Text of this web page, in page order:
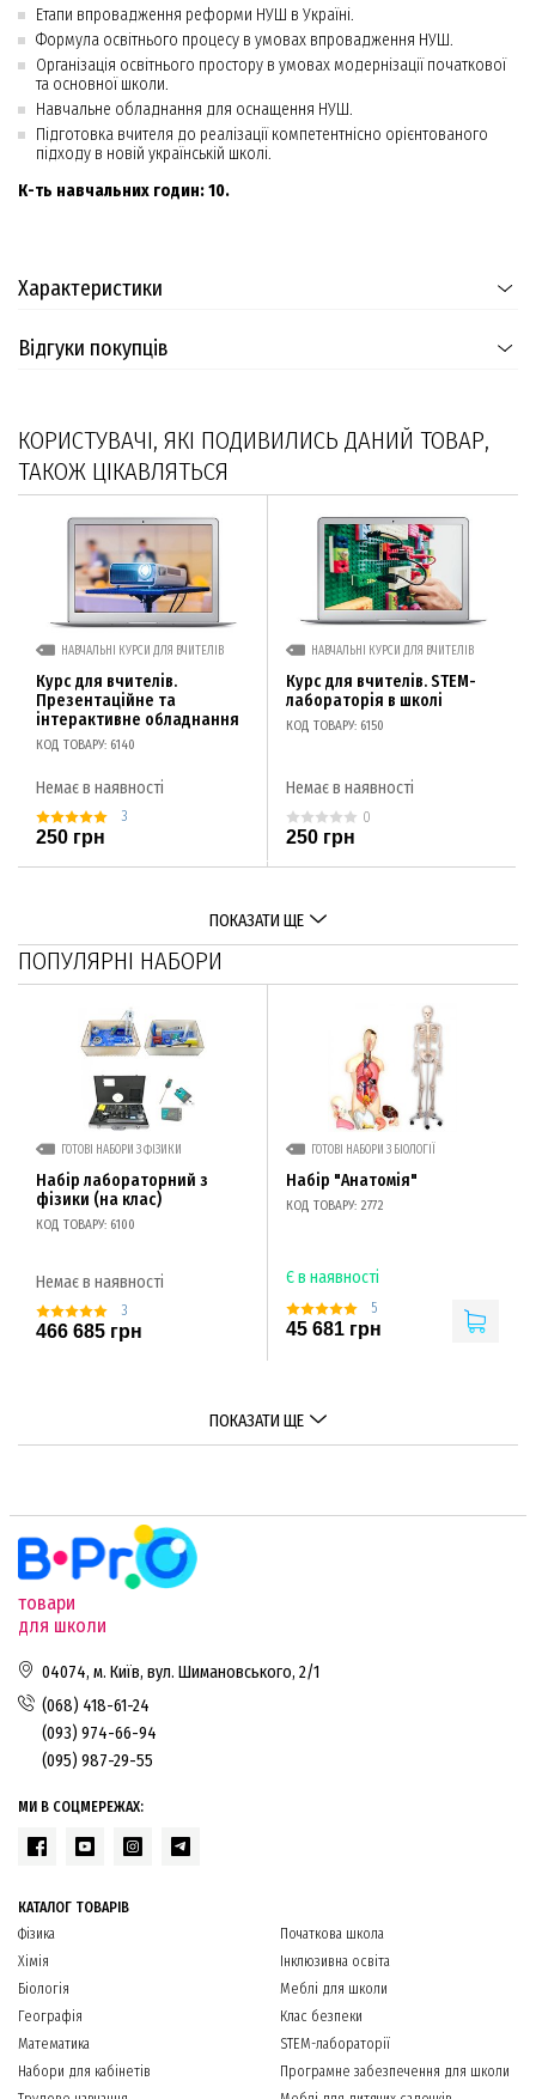
Етапи впровадження реформи НУШ в Україні.
Формула освітнього процесу в умовах впровадження НУШ.
Організація освітнього простору в умовах модернізації початкової
та основної школи.
Навчальне обладнання для оснащення НУШ.
Підготовка вчителя до реалізації компетентнісно орієнтованого
підходу в новій українській школі.
К-ть навчальних годин: 10.
Характеристики
Відгуки покупців
КОРИСТУВАЧІ, ЯКІ ПОДИВИЛИСЬ ДАНИЙ ТОВАР,
ТАКОЖ ЦІКАВЛЯТЬСЯ
НАВЧАЛЬНІ КУРСИ ДЛЯ ВЧИТЕЛІВ
Курс для вчителів.
Презентаційне та
інтерактивне обладнання
КОД ТОВАРУ: 6140
Немає в наявності
3
250 грн
НАВЧАЛЬНІ КУРСИ ДЛЯ ВЧИТЕЛІВ
Курс для вчителів. STEM-
лабораторія в школі
КОД ТОВАРУ: 6150
Немає в наявності
0
250 грн
ПОКАЗАТИ ЩЕ
ПОПУЛЯРНІ НАБОРИ
ГОТОВІ НАБОРИ З ФІЗИКИ
Набір лабораторний з
фізики (на клас)
КОД ТОВАРУ: 6100
Немає в наявності
3
466 685 грн
ГОТОВІ НАБОРИ З БІОЛОГІЇ
Набір "Анатомія"
КОД ТОВАРУ: 2772
Є в наявності
5
45 681 грн
ПОКАЗАТИ ЩЕ
товари
для школи
04074, м. Київ, вул. Шимановського, 2/1
(068) 418-61-24
(093) 974-66-94
(095) 987-29-55
МИ В СОЦМЕРЕЖАХ:
КАТАЛОГ ТОВАРІВ
Фізика
Хімія
Біологія
Географія
Математика
Набори для кабінетів
Початкова школа
Інклюзивна освіта
Меблі для школи
Клас безпеки
STEM-лабораторії
Програмне забезпечення для школи